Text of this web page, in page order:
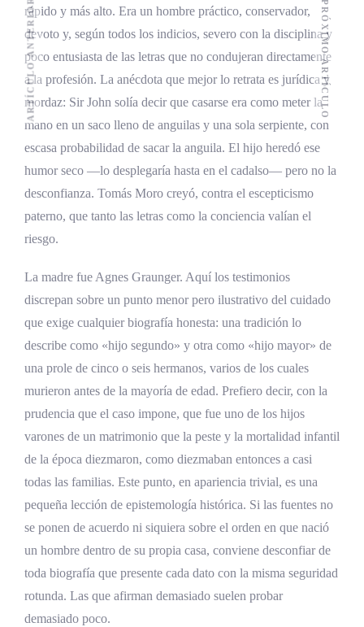
rápido y más alto. Era un hombre práctico, conservador,
devoto y, según todos los indicios, severo con la disciplina y
poco entusiasta de las letras que no condujeran directamente
a la profesión. La anécdota que mejor lo retrata es jurídica y
mordaz: Sir John solía decir que casarse era como meter la
mano en un saco lleno de anguilas y una sola serpiente, con
escasa probabilidad de sacar la anguila. El hijo heredó ese
humor seco —lo desplegaría hasta en el cadalso— pero no la
desconfianza. Tomás Moro creyó, contra el escepticismo
paterno, que tanto las letras como la conciencia valían el
riesgo.
La madre fue Agnes Graunger. Aquí los testimonios
discrepan sobre un punto menor pero ilustrativo del cuidado
que exige cualquier biografía honesta: una tradición lo
describe como «hijo segundo» y otra como «hijo mayor» de
una prole de cinco o seis hermanos, varios de los cuales
murieron antes de la mayoría de edad. Prefiero decir, con la
prudencia que el caso impone, que fue uno de los hijos
varones de un matrimonio que la peste y la mortalidad infantil
de la época diezmaron, como diezmaban entonces a casi
todas las familias. Este punto, en apariencia trivial, es una
pequeña lección de epistemología histórica. Si las fuentes no
se ponen de acuerdo ni siquiera sobre el orden en que nació
un hombre dentro de su propia casa, conviene desconfiar de
toda biografía que presente cada dato con la misma seguridad
rotunda. Las que afirman demasiado suelen probar
demasiado poco.
ARTÍCULO ANTERIOR PRÓXIMO ARTÍCULO